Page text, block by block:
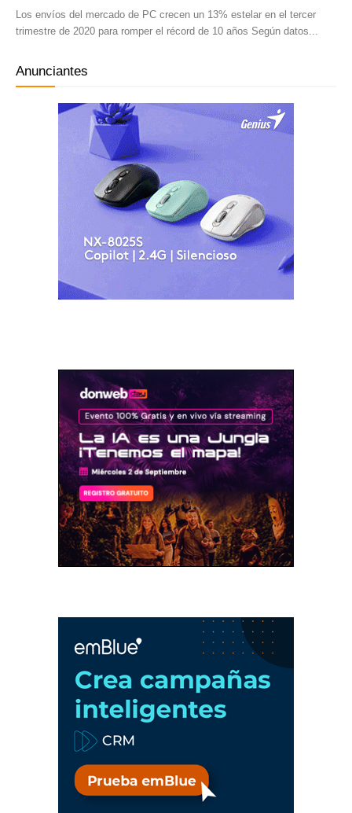
Los envíos del mercado de PC crecen un 13% estelar en el tercer
trimestre de 2020 para romper el récord de 10 años Según datos...
Anunciantes